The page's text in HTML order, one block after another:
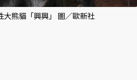
大熊貓「興興」 圖／歐新社